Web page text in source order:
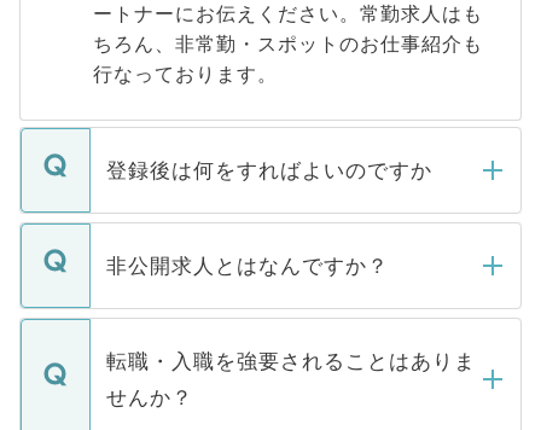
ートナーにお伝えください。常勤求人はも
ちろん、非常勤・スポットのお仕事紹介も
行なっております。
登録後は何をすればよいのですか
ご登録いただきましたら、弊社担当者がご
登録内容を確認し、その後メールもしくは
ます。通常、5営業日以内にはご連絡をせて
いただきますので、しばらくお待ちくださ
非公開求人とはなんですか？
マイナビDOCTORで取り扱っている求人の
うち約3割は、Webサイトからご覧いただ
けない「非公開求人」です。非公開求人は
下記の理由によって、一般には公開してい
転職・入職を強要されることはありま
せんか？